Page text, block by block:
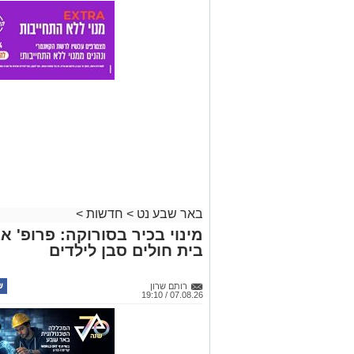
באר שבע נט > חדשות >
מינוי בכיר בסורוקה:
בית חולים סבן לילדים
רותם שרון
07.08.26 / 19:10